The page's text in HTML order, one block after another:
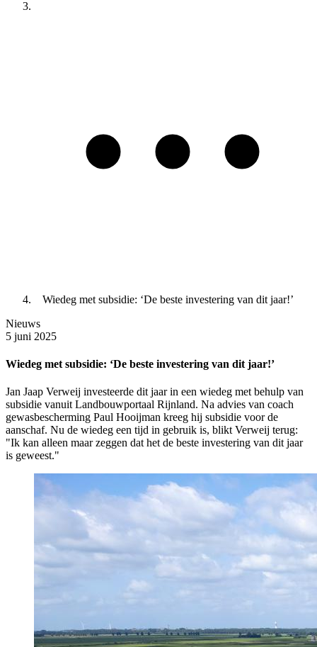
Wiedeg met subsidie: ‘De beste investering van dit jaar!’
Nieuws
5 juni 2025
Wiedeg met subsidie: ‘De beste investering van dit jaar!’
Jan Jaap Verweij investeerde dit jaar in een wiedeg met behulp van
subsidie vanuit Landbouwportaal Rijnland. Na advies van coach
gewasbescherming Paul Hooijman kreeg hij subsidie voor de
aanschaf. Nu de wiedeg een tijd in gebruik is, blikt Verweij terug:
"Ik kan alleen maar zeggen dat het de beste investering van dit jaar
is geweest."